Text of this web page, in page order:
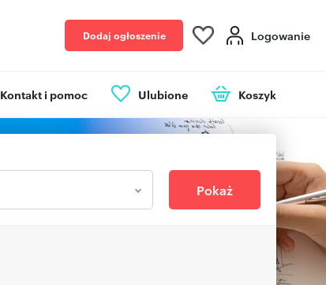
Dodaj ogłoszenie Logowanie
Kontakt i pomoc Ulubione Koszyk
Pokaż